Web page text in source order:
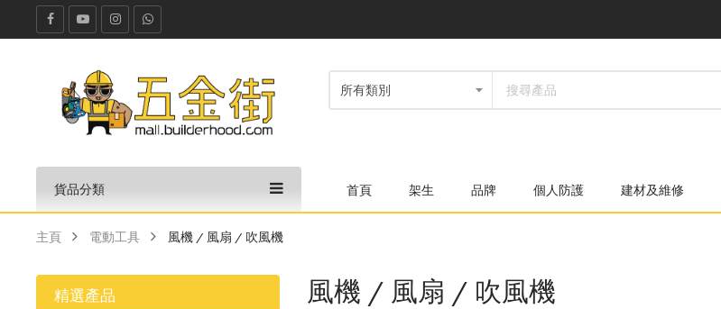
貨品分類 首頁 架生 品牌 個人防護 建材及維修
主頁 電動工具 風機 / 風扇 / 吹風機
風機 / 風扇 / 吹風機
精選產品